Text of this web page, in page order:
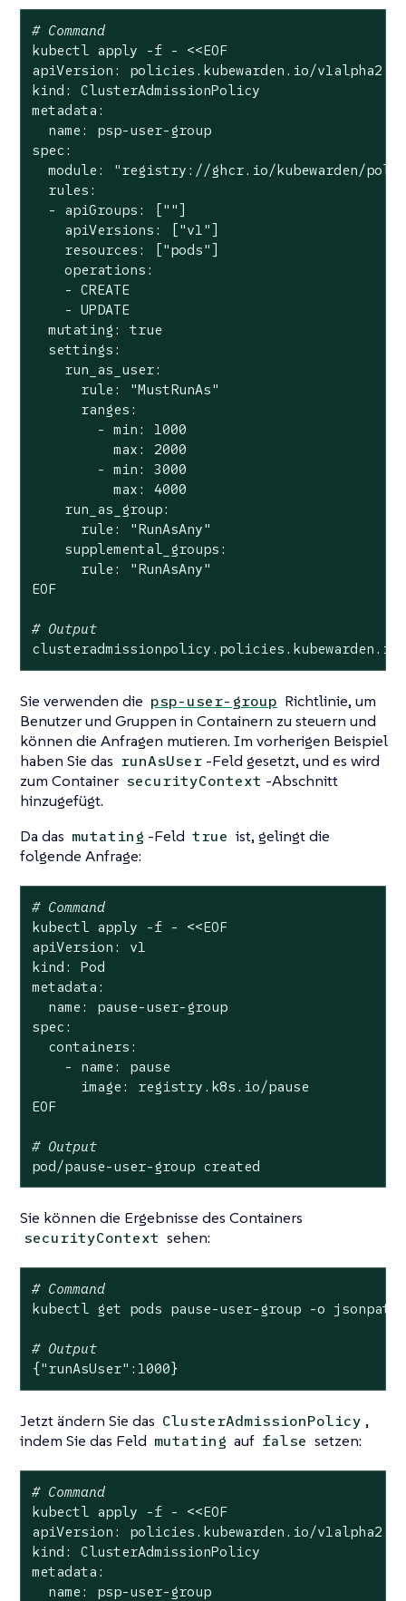
# Command
kubectl apply -f - <<EOF
apiVersion: policies.kubewarden.io/v1alpha2
kind: ClusterAdmissionPolicy
metadata:
  name: psp-user-group
spec:
  module:
"registry://ghcr.io/kubewarden/
  rules:
  - apiGroups: [
"" ]
    apiVersions: [
"v1" ]
    resources: [
"pods" ]
    operations:
    - CREATE
    - UPDATE
  mutating:
true
  settings:
    run_as_user:
      rule:
"MustRunAs"
      ranges:
        - min: 1000
          max: 2000
        - min: 3000
          max: 4000
    run_as_group:
      rule:
"RunAsAny"
    supplemental_groups:
      rule:
"RunAsAny"
EOF
# Output
Sie verwenden die psp-user-group Richtlinie, um
Benutzer und Gruppen in Containern zu steuern und
können die Anfragen mutieren. Im vorherigen Beispiel
haben Sie das runAsUser -Feld gesetzt, und es wird
zum Container securityContext -Abschnitt
hinzugefügt.
Da das mutating -Feld true ist, gelingt die
folgende Anfrage:
# Command
kubectl apply -f - <<EOF
apiVersion: v1
kind: Pod
metadata:
  name: pause-user-group
spec:
  containers:
    - name: pause
      image: registry.k8s.io/pause
EOF
# Output
pod/pause-user-group created
Sie können die Ergebnisse des Containers
securityContext sehen:
# Command
kubectl get pods pause-user-group -o jsonpath=
# Output
{"runAsUser" :1000}
Jetzt ändern Sie das ClusterAdmissionPolicy ,
indem Sie das Feld mutating auf false setzen:
# Command
kubectl apply -f - <<EOF
apiVersion: policies.kubewarden.io/v1alpha2
kind: ClusterAdmissionPolicy
metadata:
  name: psp-user-group